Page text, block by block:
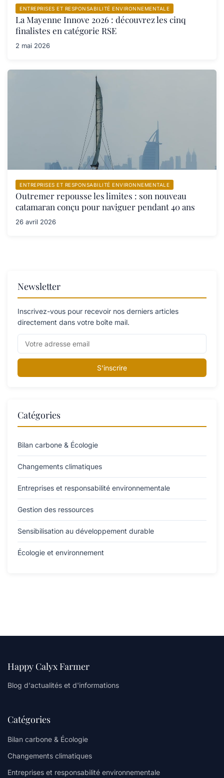
ENTREPRISES ET RESPONSABILITÉ ENVIRONNEMENTALE
La Mayenne Innove 2026 : découvrez les cinq
finalistes en catégorie RSE
2 mai 2026
ENTREPRISES ET RESPONSABILITÉ ENVIRONNEMENTALE
Outremer repousse les limites : son nouveau
catamaran conçu pour naviguer pendant 40 ans
26 avril 2026
Newsletter
Inscrivez-vous pour recevoir nos derniers articles
directement dans votre boîte mail.
S'inscrire
Catégories
Bilan carbone & Écologie
Changements climatiques
Entreprises et responsabilité environnementale
Gestion des ressources
Sensibilisation au développement durable
Écologie et environnement
Happy Calyx Farmer
Blog d'actualités et d'informations
Catégories
Bilan carbone & Écologie
Changements climatiques
Entreprises et responsabilité environnementale